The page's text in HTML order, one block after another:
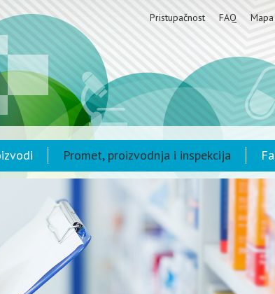
Pristupačnost FAQ
Promet, proizvodnja i inspekcija